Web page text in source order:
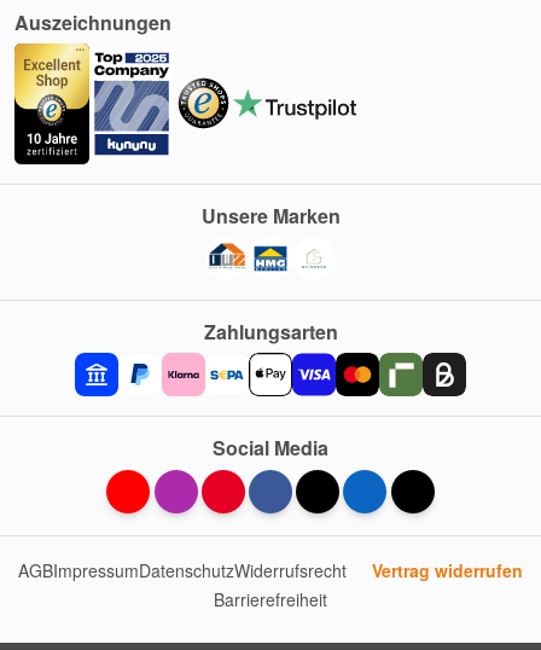
Auszeichnungen
Zahlungsarten
Unsere Marken
Social Media
AGBImpressumDatenschutzWiderrufsrecht
Vertrag widerrufen
Barrierefreiheit